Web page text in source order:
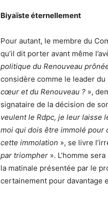
Biyaïste éternellement
Pour autant, le membre du
qu’il dit porter avant même
politique du Renouveau
considère comme le leader
cœur et du Renouveau ? »,
signataire de la décision de
veulent le Rdpc, je leur laisse
moi qui dois être immolé pour
cette immolation », se livre
par triompher ». L’homme
la matinale présentée par le
certainement pour davantage